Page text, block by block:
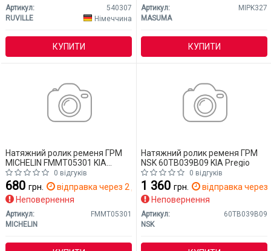
Артикул:
540307
RUVILLE
Німеччина
КУПИТИ
Артикул:
MIPK327
MASUMA
КУПИТИ
Натяжний ролик ременя ГРМ
MICHELIN FMMT05301 KIA
Pregio
0 відгуків
680 грн.
відправка через 2 дн.
Неповернення
Артикул:
FMMT05301
MICHELIN
Натяжний ролик ременя ГРМ
NSK 60TB039B09 KIA Pregio
0 відгуків
1 360 грн.
відправка через
Неповернення
Артикул:
60TB039B09
NSK